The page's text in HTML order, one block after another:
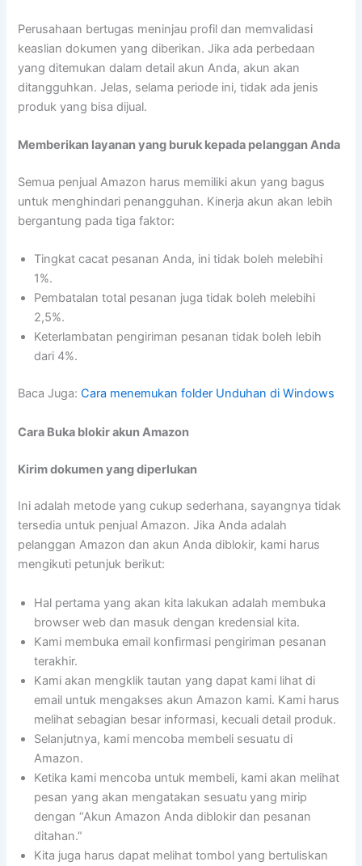
Perusahaan bertugas meninjau profil dan memvalidasi
keaslian dokumen yang diberikan. Jika ada perbedaan
yang ditemukan dalam detail akun Anda, akun akan
ditangguhkan. Jelas, selama periode ini, tidak ada jenis
produk yang bisa dijual.
Memberikan layanan yang buruk kepada pelanggan Anda
Semua penjual Amazon harus memiliki akun yang bagus
untuk menghindari penangguhan. Kinerja akun akan lebih
bergantung pada tiga faktor:
Tingkat cacat pesanan Anda, ini tidak boleh melebihi
1%.
Pembatalan total pesanan juga tidak boleh melebihi
2,5%.
Keterlambatan pengiriman pesanan tidak boleh lebih
dari 4%.
Baca Juga:Cara menemukan folder Unduhan di Windows
Cara Buka blokir akun Amazon
Kirim dokumen yang diperlukan
Ini adalah metode yang cukup sederhana, sayangnya tidak
tersedia untuk penjual Amazon. Jika Anda adalah
pelanggan Amazon dan akun Anda diblokir, kami harus
mengikuti petunjuk berikut:
Hal pertama yang akan kita lakukan adalah membuka
browser web dan masuk dengan kredensial kita.
Kami membuka email konfirmasi pengiriman pesanan
terakhir.
Kami akan mengklik tautan yang dapat kami lihat di
email untuk mengakses akun Amazon kami. Kami harus
melihat sebagian besar informasi, kecuali detail produk.
Selanjutnya, kami mencoba membeli sesuatu di
Amazon.
Ketika kami mencoba untuk membeli, kami akan melihat
pesan yang akan mengatakan sesuatu yang mirip
dengan “Akun Amazon Anda diblokir dan pesanan
ditahan.”
Kita juga harus dapat melihat tombol yang bertuliskan